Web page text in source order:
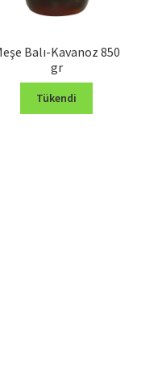
Balı-Kavanoz 850
gr
Tükendi